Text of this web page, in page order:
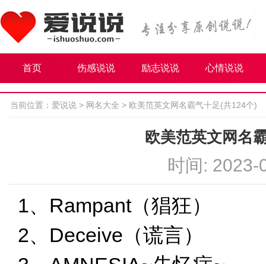
首页 伤感说说 励志说说 心情说说
当前位置： 爱说说 > 网名大全 > 欧美范英文网名霸气十足(共124个)
欧美范英文网名
时间: 2023-
1、Rampant（猖狂）
2、Deceive（谎言）